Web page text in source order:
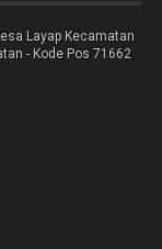
Layap Kecamatan
- Kode Pos 71662